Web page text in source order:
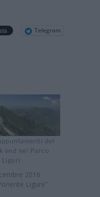
Telegram
del
end nel Parco
2016
Ligure"